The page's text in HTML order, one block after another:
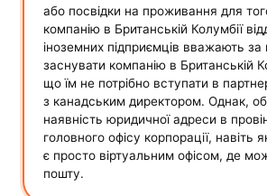
або посвідки на проживання для
компанію в Британській Колумбії
іноземних підприємців вважають
заснувати компанію в Британській
що їм не потрібно вступати в
з канадським директором. Однак,
наявність юридичної адреси в
головного офісу корпорації, навіть
є просто віртуальним офісом, де
пошту.